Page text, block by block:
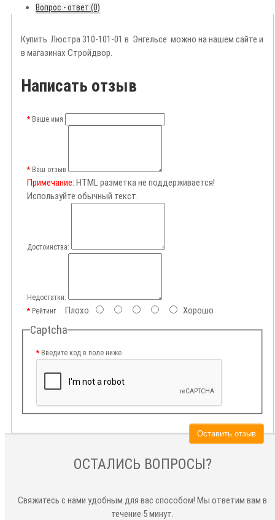
Вопрос - ответ (0)
Купить Люстра 310-101-01 в Энгельсе можно на нашем сайте и
в магазинах Стройдвор.
Написать отзыв
Ваше имя
Ваш отзыв
Примечание: HTML разметка не поддерживается!
Используйте обычный текст.
Достоинства:
Недостатки:
РейтингПлохо Хорошо
Captcha
Введите код в поле ниже
Оставить отзыв
ОСТАЛИСЬ ВОПРОСЫ?
Свяжитесь с нами удобным для вас способом! Мы ответим вам в
течение 5 минут.